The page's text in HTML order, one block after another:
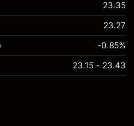
23.35
23.27
-0.85%
23.15 - 23.43